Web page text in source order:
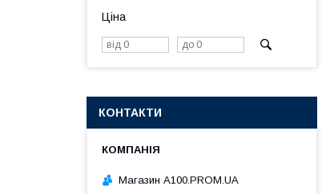
Ціна
КОНТАКТИ
Магазин A100.PROM.UA